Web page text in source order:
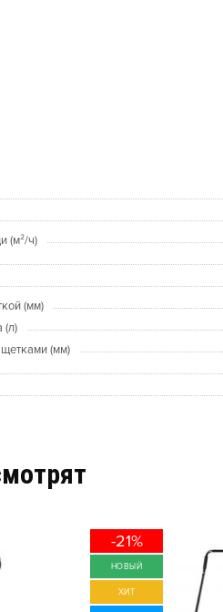
(м²/ч)
(мм)
(л)
(мм)
-21%
НОВЫЙ
ХИТ